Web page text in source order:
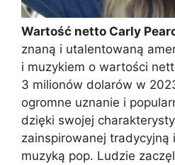
Wartość netto Carly
znaną i utalentowaną
i muzykiem o wartości
3 milionów dolarów w
ogromne uznanie i
dzięki swojej
zainspirowanej tradycyjną
muzyką pop. Ludzie